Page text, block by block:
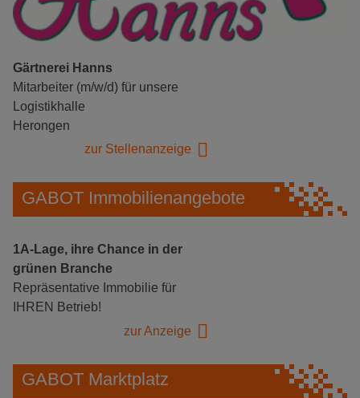
Gärtnerei Hanns
Mitarbeiter (m/w/d) für unsere
Logistikhalle
Herongen
zur Stellenanzeige
GABOT Immobilienangebote
1A-Lage, ihre Chance in der
grünen Branche
Repräsentative Immobilie für
IHREN Betrieb!
zur Anzeige
GABOT Marktplatz